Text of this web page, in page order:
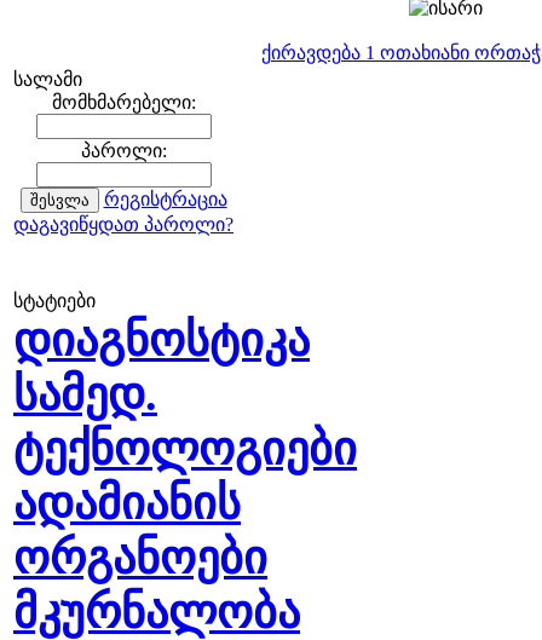
ქირავდება 1 ოთახიანი
სალამი
მომხმარებელი:
პაროლი:
რეგისტრაცია
დაგავიწყდათ პაროლი?
სტატიები
დიაგნოსტიკა
სამედ.
ტექნოლოგიები
ადამიანის
ორგანოები
მკურნალობა